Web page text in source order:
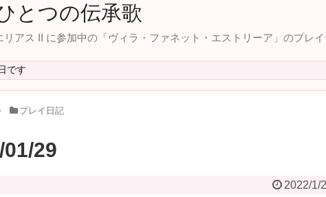
とつの伝承歌
リアス II に参加中の「ヴィラ・ファネット・エストリーア」のプレイ
です
プレイ日記
29
2022/1/